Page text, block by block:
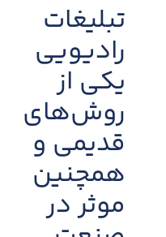
تبلیغات
رادیویی
یکی از
روش‌های
قدیمی و
همچنین
موثر در